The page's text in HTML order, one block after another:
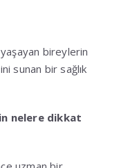
bireylerin
sunan bir sağlık
nelere dikkat